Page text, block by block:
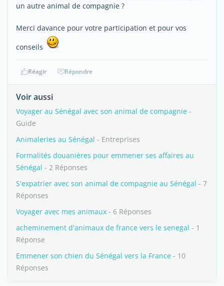
un autre animal de compagnie ?
Merci davance pour votre participation et pour vos
conseils
Réagir Répondre
Voir aussi
Voyager au Sénégal avec son animal de compagnie -
Guide
Animaleries au Sénégal - Entreprises
Formalités douanières pour emmener ses affaires au
Sénégal - 2 Réponses
S'expatrier avec son animal de compagnie au Sénégal - 7
Réponses
Voyager avec mes animaux - 6 Réponses
acheminement d'animaux de france vers le senegal - 1
Réponse
Emmener son chien du Sénégal vers la France - 10
Réponses